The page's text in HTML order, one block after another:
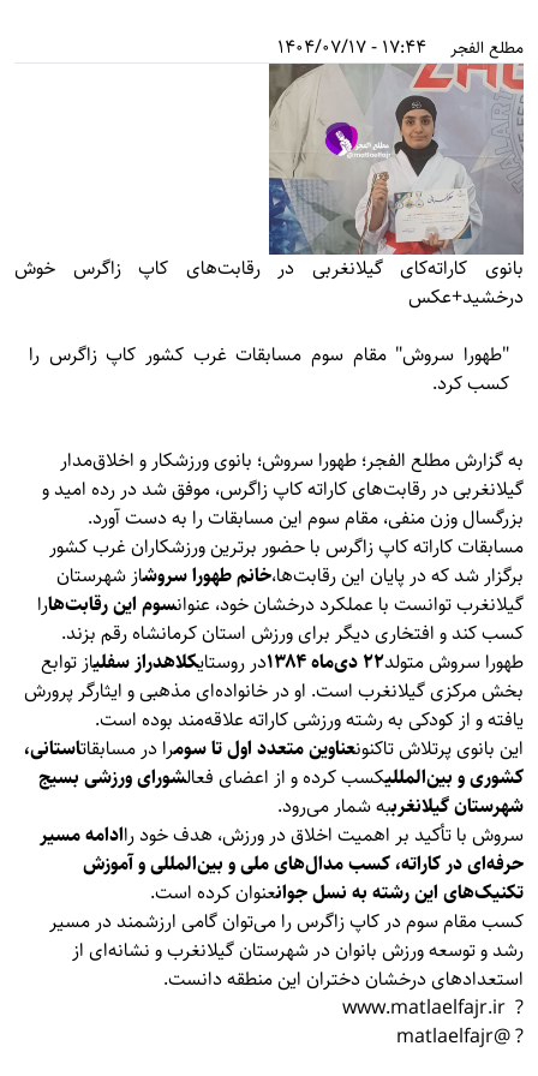
مطلع الفجر 17:44 - 1404/07/17
بانوی کاراته‌کای گیلانغربی در رقابت‌های کاپ زاگرس خوش
درخشید+عکس
"طهورا سروش" مقام سوم مسابقات غرب کشور کاپ زاگرس را
کسب کرد.
به گزارشمطلع الفجر؛ طهورا سروش؛ بانوی ورزشکار و اخلاق‌مدار
گیلانغربی در رقابت‌های کاراته کاپ زاگرس، موفق شد در رده امید و
بزرگسال وزن منفی، مقام سوم این مسابقات را به دست آورد.
مسابقات کاراته کاپ زاگرس با حضور برترین ورزشکاران غرب کشور
برگزار شد که در پایان این رقابت‌ها،خانم طهورا سروشاز شهرستان
گیلانغرب توانست با عملکرد درخشان خود، عنوانسوم این رقابت‌هارا
کسب کند و افتخاری دیگر برای ورزش استان کرمانشاه رقم بزند.
طهورا سروش متولد۲۲ دی‌ماه ۱۳۸۴ در روستایکلاهدراز سفلیاز توابع
بخش مرکزی گیلانغرب است. او در خانواده‌ای مذهبی و ایثارگر پرورش
یافته و از کودکی به رشته ورزشی کاراته علاقه‌مند بوده است.
این بانوی پرتلاش تاکنونعناوین متعدد اول تا سومرا در مسابقاتاستانی،
کشوری و بین‌المللیکسب کرده و از اعضای فعالشورای ورزشی بسیج
شهرستان گیلانغرببه شمار می‌رود.
سروش با تأکید بر اهمیت اخلاق در ورزش، هدف خود راادامه مسیر
حرفه‌ای در کاراته، کسب مدال‌های ملی و بین‌المللی و آموزش
تکنیک‌های این رشته به نسل جوانعنوان کرده است.
کسب مقام سوم در کاپ زاگرس را می‌توان گامی ارزشمند در مسیر
رشد و توسعه ورزش بانوان در شهرستان گیلانغرب و نشانه‌ای از
استعدادهای درخشان دختران این منطقه دانست.
? www.matlaelfajr.ir
? @matlaelfajr